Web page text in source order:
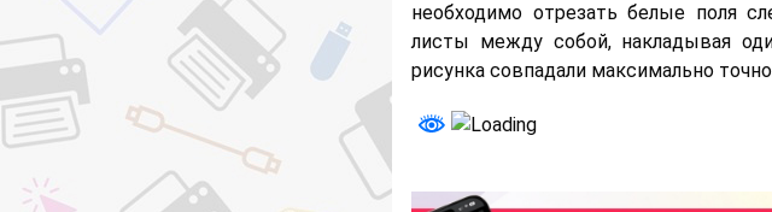
необходимо отрезать белые поля
листы между собой, накладывая
рисунка совпадали максимально